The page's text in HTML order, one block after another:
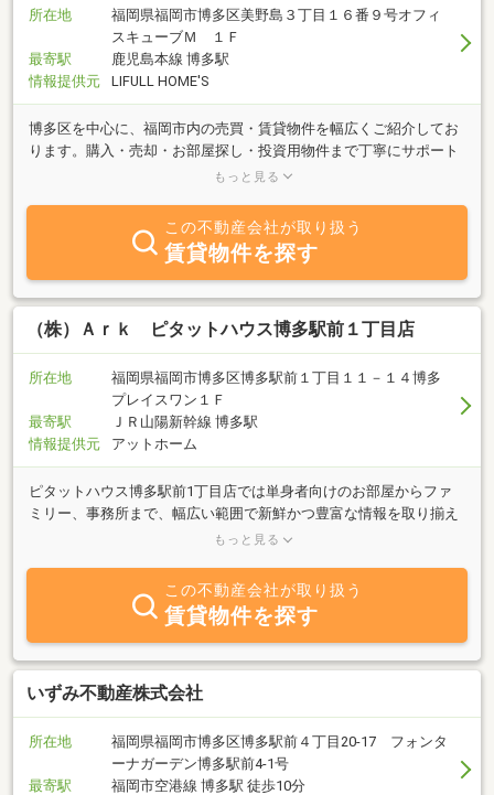
所在地
福岡県福岡市博多区美野島３丁目１６番９号オフィ
スキューブＭ １Ｆ
最寄駅
鹿児島本線 博多駅
情報提供元
LIFULL HOME'S
博多区を中心に、福岡市内の売買・賃貸物件を幅広くご紹介してお
ります。購入・売却・お部屋探し・投資用物件まで丁寧にサポート
いたします。中国語での対応も可能です。初めての方もお気軽にご
もっと見る
この不動産会社が取り扱う
賃貸物件を探す
（株）Ａｒｋ ピタットハウス博多駅前１丁目店
所在地
福岡県福岡市博多区博多駅前１丁目１１－１４博多
プレイスワン１Ｆ
最寄駅
ＪＲ山陽新幹線 博多駅
情報提供元
アットホーム
ピタットハウス博多駅前1丁目店では単身者向けのお部屋からファ
ミリー、事務所まで、幅広い範囲で新鮮かつ豊富な情報を取り揃え
ております♪経験豊富なスタッフが、お客様にあった物件をご提案
たい」「購入・売却をしたい」といった事も、お気軽にご相談下さ
い。お客様のご来店・お問い合わせをを心よりお待ちしておりま
もっと見る
この不動産会社が取り扱う
賃貸物件を探す
いずみ不動産株式会社
所在地
福岡県福岡市博多区博多駅前４丁目20-17 フォンタ
ーナガーデン博多駅前4-1号
最寄駅
福岡市空港線 博多駅 徒歩10分